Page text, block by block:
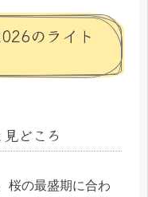
のライト
どころ
桜の最盛期に合わ